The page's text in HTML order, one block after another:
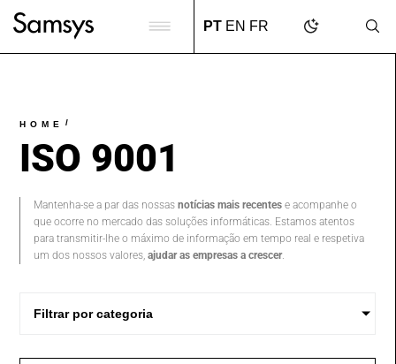
PT EN FR
HOME /
ISO 9001
Mantenha-se a par das nossasnotícias mais recentese acompanhe o
que ocorre no mercado das soluções informáticas. Estamos atentos
para transmitir-lhe o máximo de informação em tempo real e respetiva
um dos nossos valores,ajudar as empresas a crescer.
Filtrar por categoria